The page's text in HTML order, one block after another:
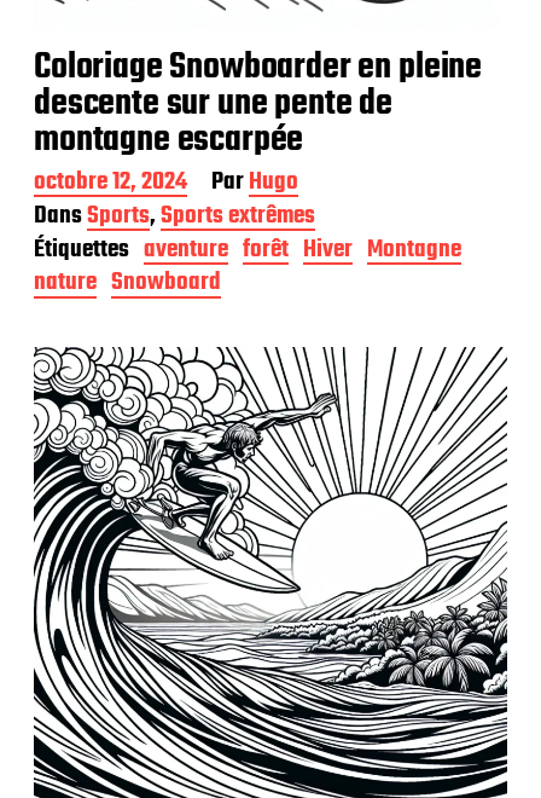
Coloriage Snowboarder en pleine
descente sur une pente de
montagne escarpée
D
a
t
e
d
e
u
b
l
i
c
a
t
i
o
n
octobre 12, 2024 ParHugo
DansSports,Sports extrêmes
Étiquettes aventure forêt Hiver Montagne
nature Snowboard